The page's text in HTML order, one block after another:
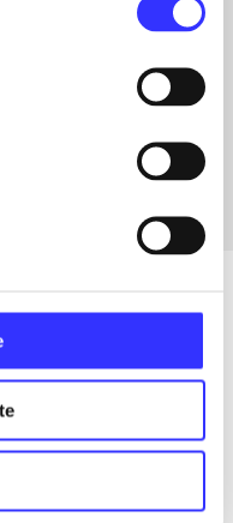
udgivelser